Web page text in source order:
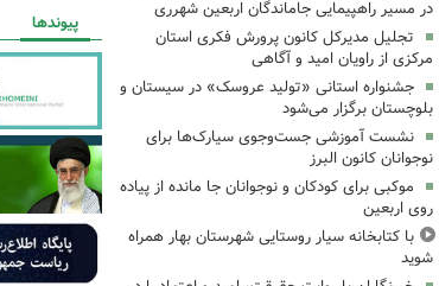
در مسیر راهپیمایی جاماندگان اربعین شهرری
تجلیل مدیرکل کانون پرورش فکری استان
مرکزی از راویان امید و آگاهی
جشنواره استانی «تولید عروسک» در سیستان و
بلوچستان برگزار می‌شود
نشست آموزشی جست‌وجوی سیارک‌ها برای
نوجوانان کانون البرز
موکبی برای کودکان و نوجوانان جا مانده از پیاده
روی اربعین
با کتابخانه سیار روستایی شهرستان بهار همراه
شوید
پیوندها